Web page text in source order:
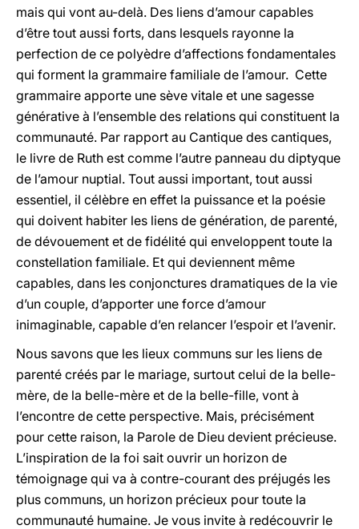
mais qui vont au-delà. Des liens d’amour capables
d’être tout aussi forts, dans lesquels rayonne la
perfection de ce polyèdre d’affections fondamentales
qui forment la grammaire familiale de l’amour. Cette
grammaire apporte une sève vitale et une sagesse
générative à l’ensemble des relations qui constituent la
communauté. Par rapport au Cantique des cantiques,
le livre de Ruth est comme l’autre panneau du diptyque
de l’amour nuptial. Tout aussi important, tout aussi
essentiel, il célèbre en effet la puissance et la poésie
qui doivent habiter les liens de génération, de parenté,
de dévouement et de fidélité qui enveloppent toute la
constellation familiale. Et qui deviennent même
capables, dans les conjonctures dramatiques de la vie
d’un couple, d’apporter une force d’amour
inimaginable, capable d’en relancer l’espoir et l’avenir.
Nous savons que les lieux communs sur les liens de
parenté créés par le mariage, surtout celui de la belle-
mère, de la belle-mère et de la belle-fille, vont à
l’encontre de cette perspective. Mais, précisément
pour cette raison, la Parole de Dieu devient précieuse.
L’inspiration de la foi sait ouvrir un horizon de
témoignage qui va à contre-courant des préjugés les
plus communs, un horizon précieux pour toute la
communauté humaine. Je vous invite à redécouvrir le